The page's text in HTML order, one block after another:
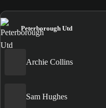
Peterborough Utd
Archie Collins
Sam Hughes